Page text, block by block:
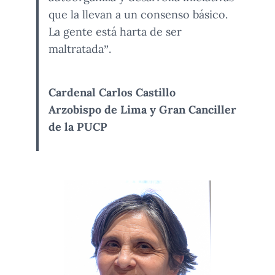
que la llevan a un consenso básico.
La gente está harta de ser
maltratada”.
Cardenal Carlos Castillo
Arzobispo de Lima y Gran Canciller
de la PUCP